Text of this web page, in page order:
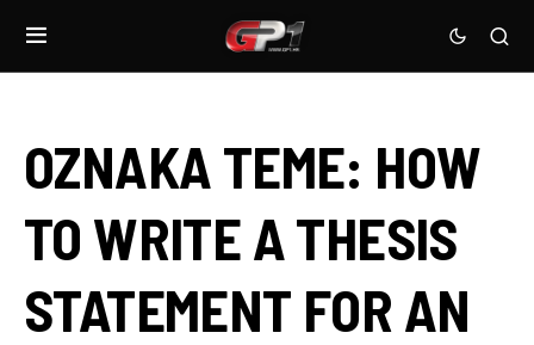
OZNAKA TEME: HOW
TO WRITE A THESIS
STATEMENT FOR AN